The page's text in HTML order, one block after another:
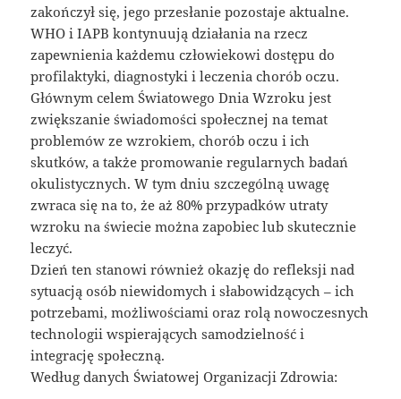
zakończył się, jego przesłanie pozostaje aktualne.
WHO i IAPB kontynuują działania na rzecz
zapewnienia każdemu człowiekowi dostępu do
profilaktyki, diagnostyki i leczenia chorób oczu.
Głównym celem Światowego Dnia Wzroku jest
zwiększanie świadomości społecznej na temat
problemów ze wzrokiem, chorób oczu i ich
skutków, a także promowanie regularnych badań
okulistycznych. W tym dniu szczególną uwagę
zwraca się na to, że aż 80% przypadków utraty
wzroku na świecie można zapobiec lub skutecznie
leczyć.
Dzień ten stanowi również okazję do refleksji nad
sytuacją osób niewidomych i słabowidzących – ich
potrzebami, możliwościami oraz rolą nowoczesnych
technologii wspierających samodzielność i
integrację społeczną.
Według danych Światowej Organizacji Zdrowia: